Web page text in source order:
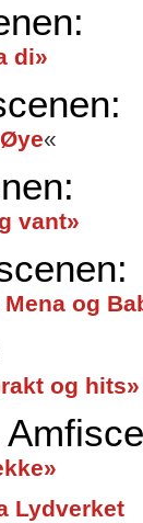
di»
«
vant»
og
og hits»
Lydverket